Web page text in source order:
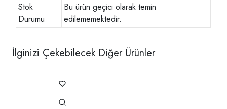
Stok
Durumu
Bu ürün geçici olarak temin
edilememektedir.
İlginizi Çekebilecek Diğer Ürünler